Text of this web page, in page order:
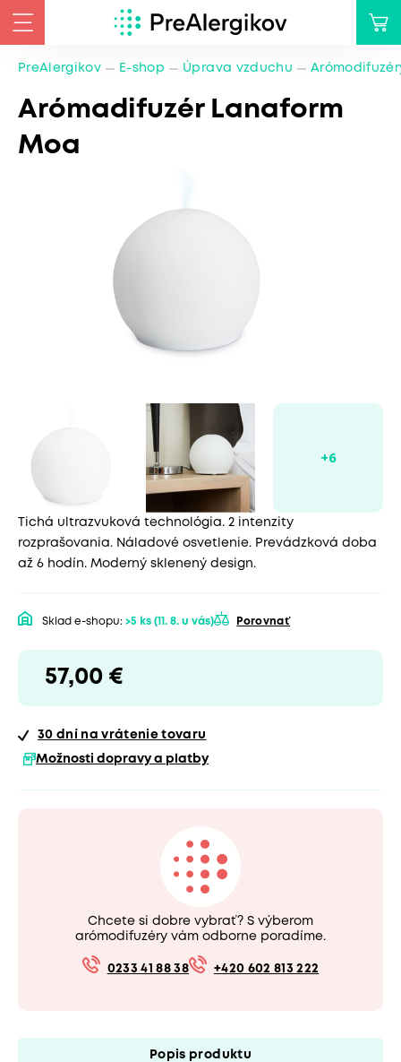
PreAlergikov E-shop Úprava vzduchu
Arómadifuzér Lanaform
Moa
Tichá ultrazvuková technológia. 2 intenzity
rozprašovania. Náladové osvetlenie. Prevádzková doba
až 6 hodín. Moderný sklenený design.
Sklad e-shopu: >5 ks (11. 8. u vás) Porovnať
57,00 €
30 dní na vrátenie tovaru
Možnosti dopravy a platby
Chcete si dobre vybrať? S výberom
arómodifuzéry vám odborne poradíme.
0233 41 88 38 +420 602 813 222
Popis produktu